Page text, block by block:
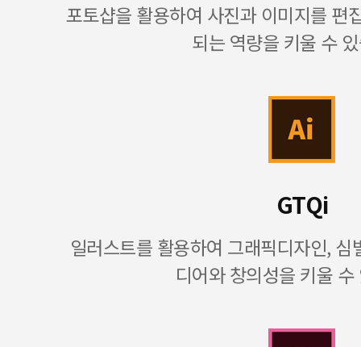
포토샵을 활용하여 사진과 이미지를 편
되는 역량을 키울 수
GTQi
일러스트를 활용하여 그래픽디자인,
디어와 창의성을 키울 수